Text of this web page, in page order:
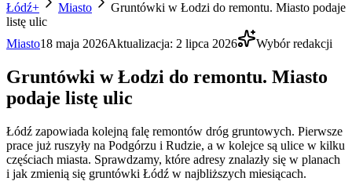
Łódź+ Miasto
Gruntówki w Łodzi do remontu. Miasto podaje
listę ulic
Miasto18 maja 2026Aktualizacja: 2 lipca 2026 Wybór redakcji
Gruntówki w Łodzi do remontu. Miasto
podaje listę ulic
Łódź zapowiada kolejną falę remontów dróg gruntowych. Pierwsze
prace już ruszyły na Podgórzu i Rudzie, a w kolejce są ulice w kilku
częściach miasta. Sprawdzamy, które adresy znalazły się w planach
i jak zmienią się gruntówki Łódź w najbliższych miesiącach.